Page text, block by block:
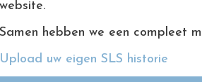
website.
Samen hebben we een compleet
Upload uw eigen SLS historie